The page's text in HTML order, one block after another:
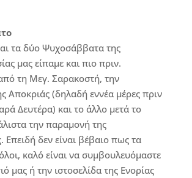
τα δύο Ψυχοσάββατα της
μας είπαμε και πιο πριν.
τη Μεγ. Σαρακοστή, την
Αποκριάς (δηλαδή εννέα μέρες πριν
Δευτέρα) και το άλλο μετά το
την παραμονή της
Επειδή δεν είναι βέβαιο πως τα
καλό είναι να συμβουλευόμαστε
μας ή την ιστοσελίδα της Ενορίας